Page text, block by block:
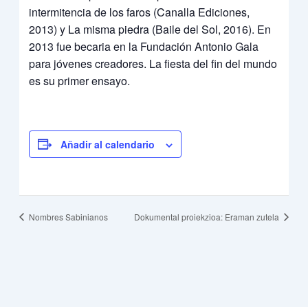
intermitencia de los faros (Canalla Ediciones,
2013) y La misma piedra (Baile del Sol, 2016). En
2013 fue becaria en la Fundación Antonio Gala
para jóvenes creadores. La fiesta del fin del mundo
es su primer ensayo.
Añadir al calendario
Nombres Sabinianos Dokumental proiekzioa: Eraman zutela